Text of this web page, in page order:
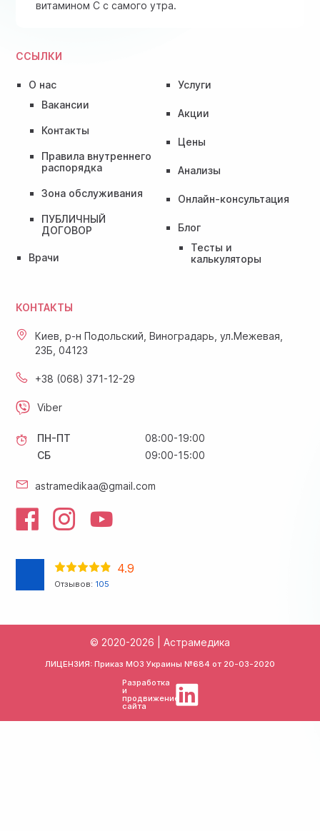
ССЫЛКИ
О нас
Вакансии
Контакты
Правила внутреннего
распорядка
Зона обслуживания
ПУБЛИЧНЫЙ
ДОГОВОР
Врачи
Услуги
Акции
Цены
Анализы
Онлайн-консультация
Блог
Тесты и
калькуляторы
витамином C с самого утра.
КОНТАКТЫ
Киев, р-н Подольский, Виноградарь, ул.Межевая,
23Б, 04123
+38 (068) 371-12-29
Viber
ПН-ПТ
08:00-19:00
СБ
09:00-15:00
astramedikaa@gmail.com
4.9
Отзывов: 105
© 2020-2026 | Астрамедика
ЛИЦЕНЗИЯ: Приказ МОЗ Украины №684 от 20-03-2020
Разработка
и
продвижение
сайта